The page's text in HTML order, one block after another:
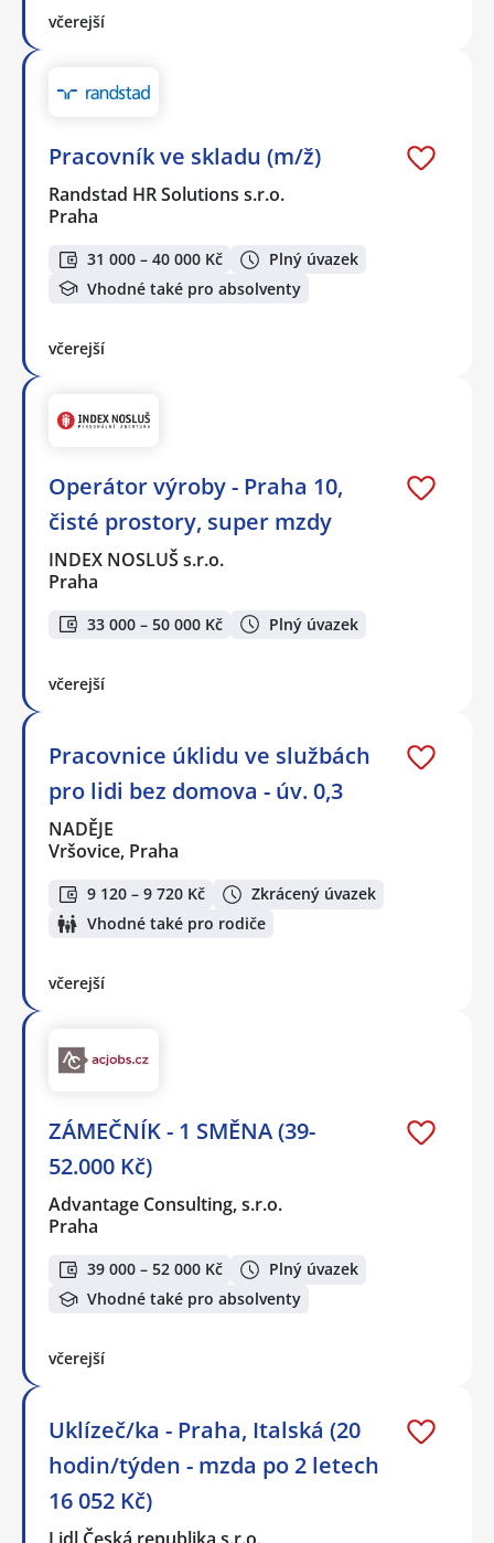
včerejší
Pracovník ve skladu (m/ž)
Randstad HR Solutions s.r.o.
Praha
31 000 – 40 000 Kč
Plný úvazek
Vhodné také pro absolventy
včerejší
Operátor výroby - Praha 10,
čisté prostory, super mzdy
INDEX NOSLUŠ s.r.o.
Praha
33 000 – 50 000 Kč Plný úvazek
včerejší
Pracovnice úklidu ve službách
pro lidi bez domova - úv. 0,3
NADĚJE
Vršovice, Praha
9 120 – 9 720 Kč
Zkrácený úvazek
Vhodné také pro rodiče
včerejší
ZÁMEČNÍK - 1 SMĚNA (39-
52.000 Kč)
Advantage Consulting, s.r.o.
Praha
39 000 – 52 000 Kč
Plný úvazek
Vhodné také pro absolventy
včerejší
Uklízeč/ka - Praha, Italská (20
hodin/týden - mzda po 2 letech
16 052 Kč)